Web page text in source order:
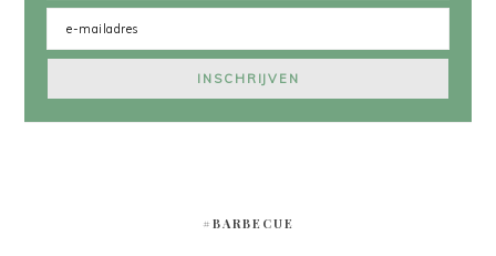
#BARBECUE